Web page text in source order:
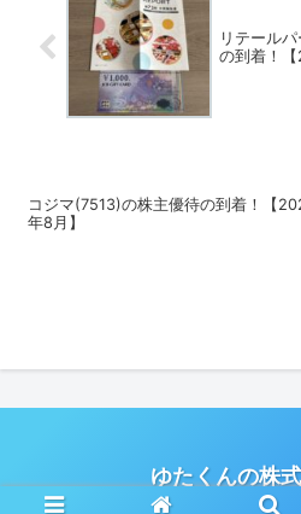
リテール
の到着！【
コジマ(7513)の株主優待の到着！【
年8月】
ゆたくんの株